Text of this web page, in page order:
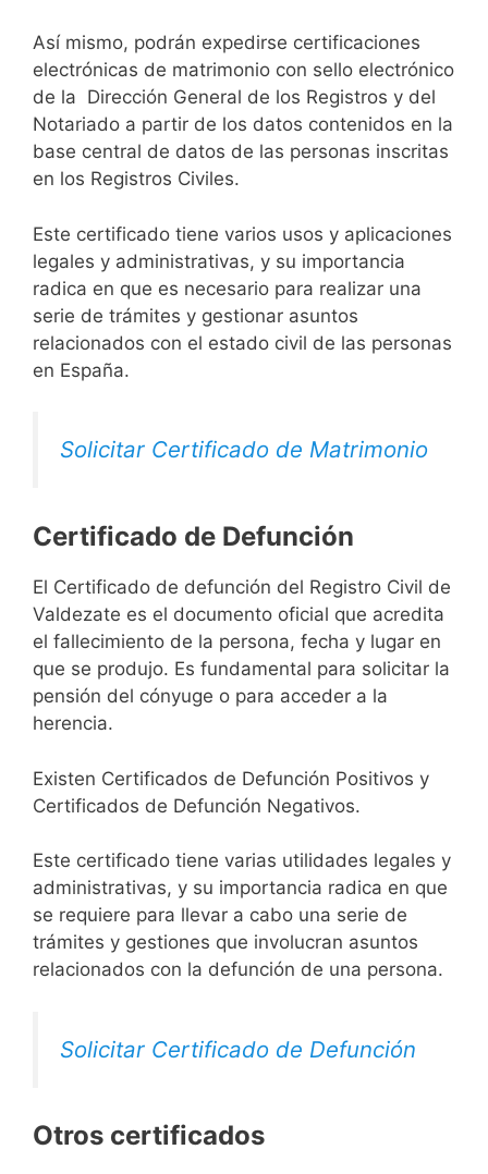
Así mismo, podrán expedirse certificaciones
electrónicas de matrimonio con sello electrónico
de la Dirección General de los Registros y del
Notariado a partir de los datos contenidos en la
base central de datos de las personas inscritas
en los Registros Civiles.
Este certificado tiene varios usos y aplicaciones
legales y administrativas, y su importancia
radica en que es necesario para realizar una
serie de trámites y gestionar asuntos
relacionados con el estado civil de las personas
en España.
Solicitar Certificado de Matrimonio
Certificado de Defunción
El Certificado de defunción del Registro Civil de
Valdezate es el documento oficial que acredita
el fallecimiento de la persona, fecha y lugar en
que se produjo. Es fundamental para solicitar la
pensión del cónyuge o para acceder a la
herencia.
Existen Certificados de Defunción Positivos y
Certificados de Defunción Negativos.
Este certificado tiene varias utilidades legales y
administrativas, y su importancia radica en que
se requiere para llevar a cabo una serie de
trámites y gestiones que involucran asuntos
relacionados con la defunción de una persona.
Solicitar Certificado de Defunción
Otros certificados